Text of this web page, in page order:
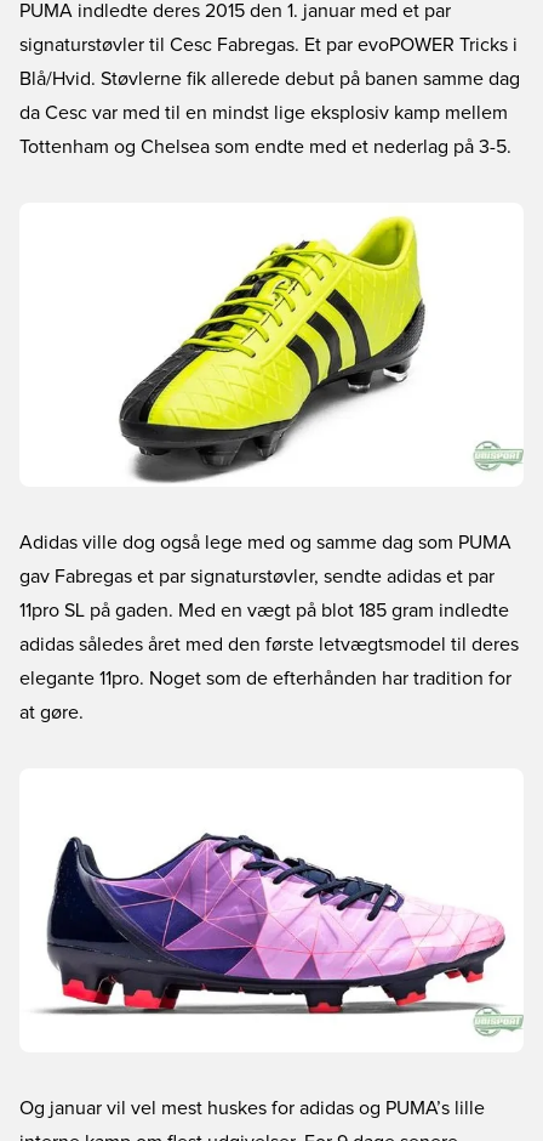
PUMA indledte deres 2015 den 1. januar med et par
signaturstøvler til Cesc Fabregas. Et par evoPOWER Tricks i
Blå/Hvid. Støvlerne fik allerede debut på banen samme dag
da Cesc var med til en mindst lige eksplosiv kamp mellem
Tottenham og Chelsea som endte med et nederlag på 3-5.
Adidas ville dog også lege med og samme dag som PUMA
gav Fabregas et par signaturstøvler, sendte adidas et par
11pro SL på gaden. Med en vægt på blot 185 gram indledte
adidas således året med den første letvægtsmodel til deres
elegante 11pro. Noget som de efterhånden har tradition for
at gøre.
Og januar vil vel mest huskes for adidas og PUMA’s lille